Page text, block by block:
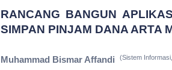
RANCANG BANGUN
SIMPAN PINJAM DANA ARTA
Muhammad Bismar Affandi (Sistem